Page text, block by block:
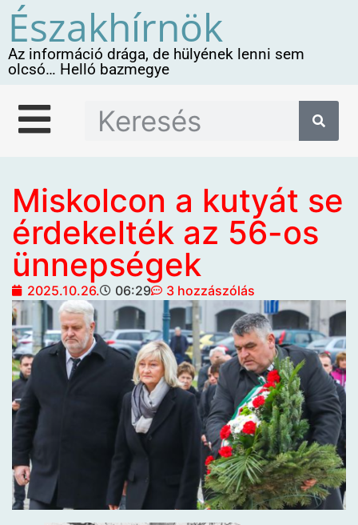
Északhírnök
Az információ drága, de hülyének lenni sem
olcsó… Helló bazmegye
Miskolcon a kutyát se
érdekelték az 56-os
ünnepségek
2025.10.26. 06:29 3 hozzászólás